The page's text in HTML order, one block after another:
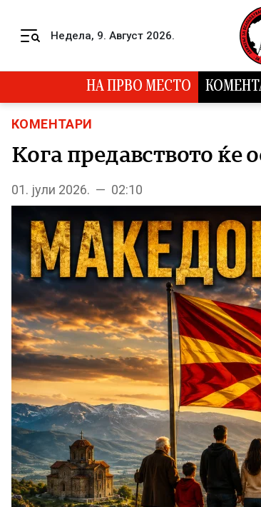
Недела, 9. Август 2026.
НА ПРВО МЕСТО
КОМЕНТАРИ
Кога предавството ќе
01. јули 2026. — 02:10